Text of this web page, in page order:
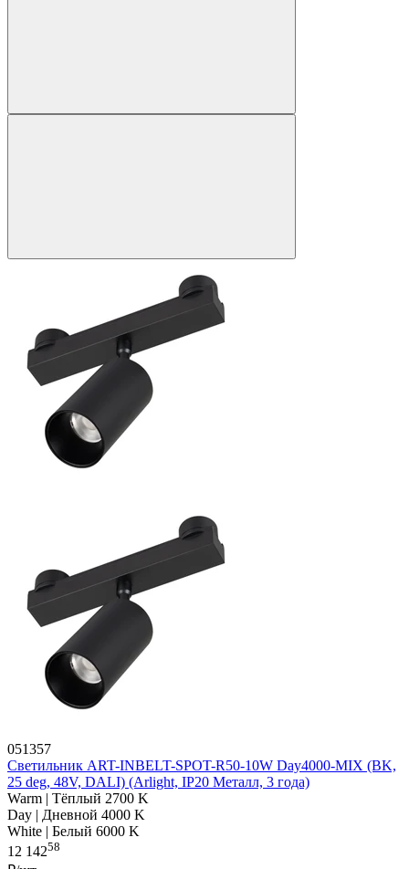
051357
Светильник ART-INBELT-SPOT-R50-10W Day4000-MIX (BK,
25 deg, 48V, DALI) (Arlight, IP20 Металл, 3 года)
Warm | Тёплый 2700 K
Day | Дневной 4000 K
White | Белый 6000 K
12 14258